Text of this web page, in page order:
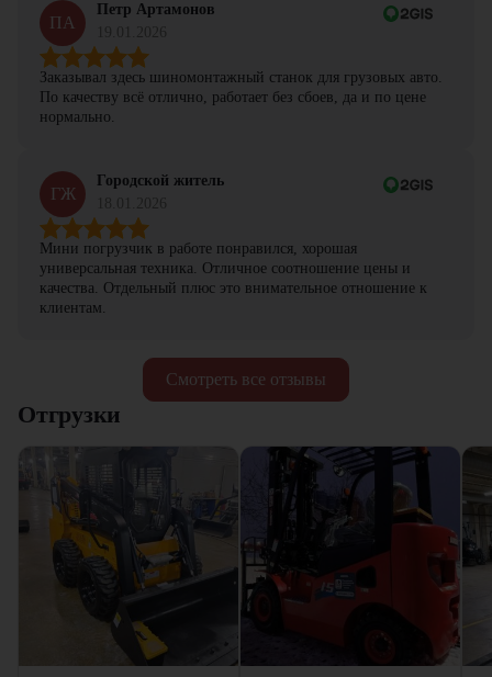
Смотреть все отзывы
ПА
Петр Артамонов
Заказывал здесь шиномонтажный станок для грузовых авто.
По качеству всё отлично, работает без сбоев, да и по цене
нормально.
ГЖ
Городской житель
Мини погрузчик в работе понравился, хорошая
универсальная техника. Отличное соотношение цены и
качества. Отдельный плюс это внимательное отношение к
клиентам.
Отгрузки